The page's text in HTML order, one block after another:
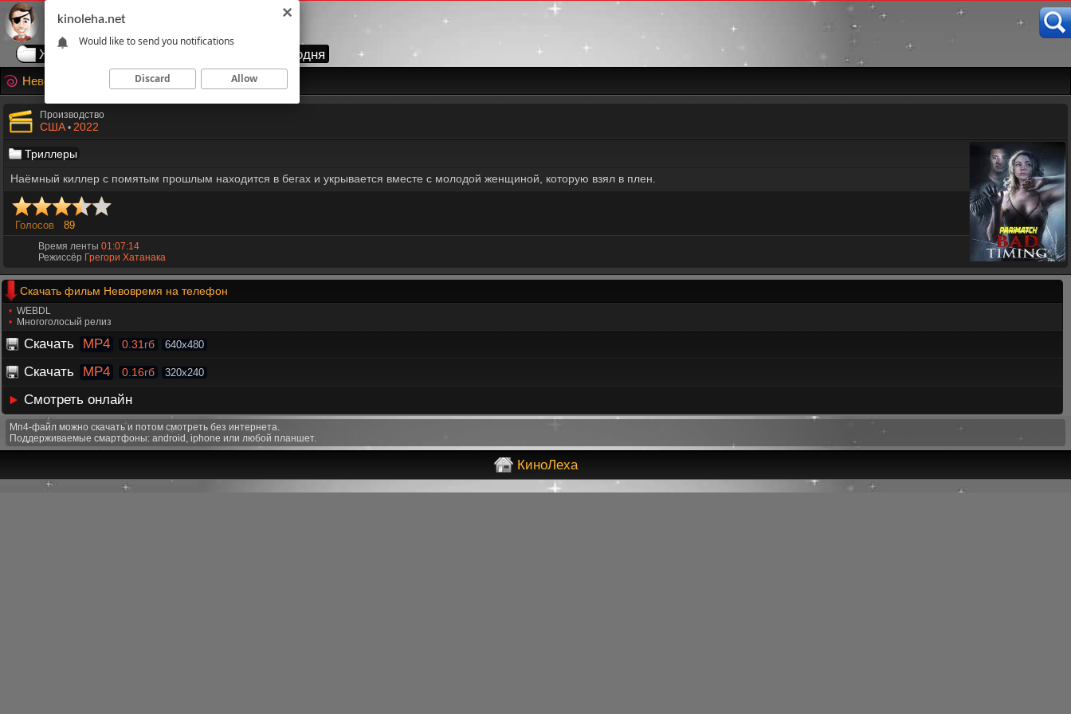
Жанры Топ сегодня
Невовремя
Производство
США• 2022
Триллеры
Наёмный киллер с помятым прошлым находится в бегах и укрывается вместе с молодой женщиной, которую взял в плен.
Голосов 89
Время ленты 01:07:14
Режиссёр Грегори Хатанака
Скачать фильм Невовремя на телефон
WEBDL
Многоголосый релиз
Скачать MP4 0.31гб 640x480
Скачать MP4 0.16гб 320x240
Смотреть онлайн
Мп4-файл можно скачать и потом смотреть без интернета.
Поддерживаемые смартфоны: android, iphone или любой планшет.
КиноЛеха
kinoleha.net
Would like to send you notifications
Discard Allow